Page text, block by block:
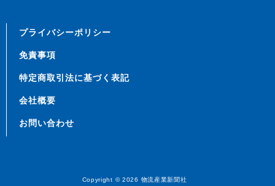
プライバシーポリシー
免責事項
特定商取引法に基づく表記
会社概要
お問い合わせ
Copyright © 2026 物流産業新聞社